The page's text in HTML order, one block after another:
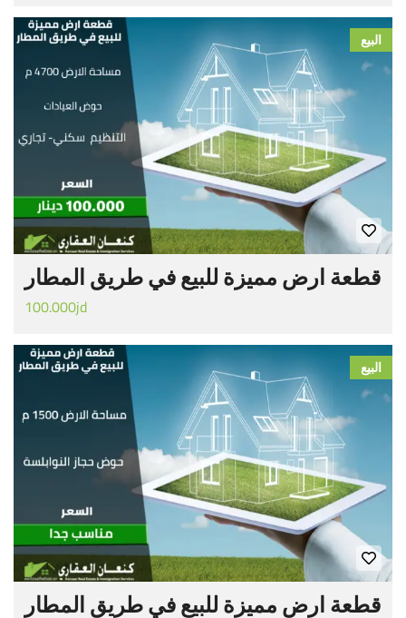
البيع
قطعة ارض مميزة للبيع في طريق المطار
100.000jd
البيع
قطعة ارض مميزة للبيع في طريق المطار